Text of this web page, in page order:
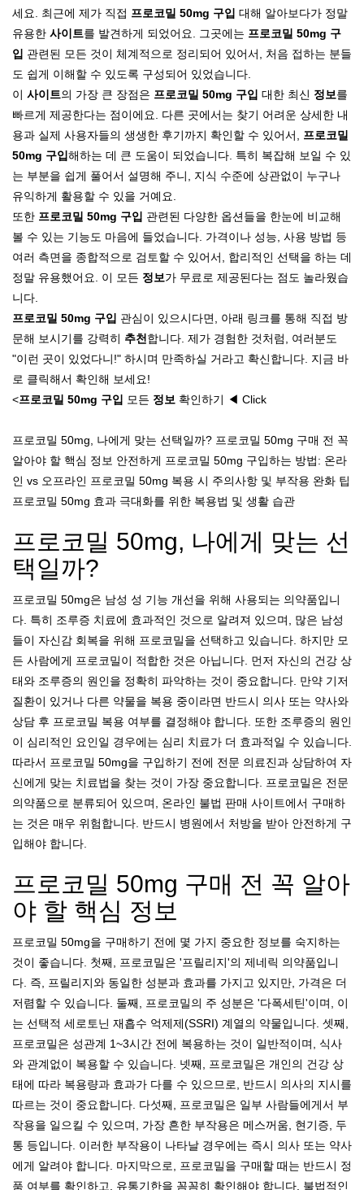
세요. 최근에 제가 직접 프로코밀 50mg 구입 대해 알아보다가 정말
유용한 사이트를 발견하게 되었어요. 그곳에는 프로코밀 50mg 구
입 관련된 모든 것이 체계적으로 정리되어 있어서, 처음 접하는 분들
도 쉽게 이해할 수 있도록 구성되어 있었습니다.
이 사이트의 가장 큰 장점은 프로코밀 50mg 구입 대한 최신 정보를
빠르게 제공한다는 점이에요. 다른 곳에서는 찾기 어려운 상세한 내
용과 실제 사용자들의 생생한 후기까지 확인할 수 있어서, 프로코밀
50mg 구입해하는 데 큰 도움이 되었습니다. 특히 복잡해 보일 수 있
는 부분을 쉽게 풀어서 설명해 주니, 지식 수준에 상관없이 누구나
유익하게 활용할 수 있을 거예요.
또한 프로코밀 50mg 구입 관련된 다양한 옵션들을 한눈에 비교해
볼 수 있는 기능도 마음에 들었습니다. 가격이나 성능, 사용 방법 등
여러 측면을 종합적으로 검토할 수 있어서, 합리적인 선택을 하는 데
정말 유용했어요. 이 모든 정보가 무료로 제공된다는 점도 놀라웠습
니다.
프로코밀 50mg 구입 관심이 있으시다면, 아래 링크를 통해 직접 방
문해 보시기를 강력히 추천 합니다. 제가 경험한 것처럼, 여러분도
"이런 곳이 있었다니!" 하시며 만족하실 거라고 확신합니다. 지금 바
로 클릭해서 확인해 보세요!
<프로코밀 50mg 구입 모든 정보 확인하기 ◀ Click
프로코밀 50mg, 나에게 맞는 선택일까? 프로코밀 50mg 구매 전 꼭
알아야 할 핵심 정보 안전하게 프로코밀 50mg 구입하는 방법: 온라
인 vs 오프라인 프로코밀 50mg 복용 시 주의사항 및 부작용 완화 팁
프로코밀 50mg 효과 극대화를 위한 복용법 및 생활 습관
프로코밀 50mg, 나에게 맞는 선
택일까?
프로코밀 50mg은 남성 성 기능 개선을 위해 사용되는 의약품입니
다. 특히 조루증 치료에 효과적인 것으로 알려져 있으며, 많은 남성
들이 자신감 회복을 위해 프로코밀을 선택하고 있습니다. 하지만 모
든 사람에게 프로코밀이 적합한 것은 아닙니다. 먼저 자신의 건강 상
태와 조루증의 원인을 정확히 파악하는 것이 중요합니다. 만약 기저
질환이 있거나 다른 약물을 복용 중이라면 반드시 의사 또는 약사와
상담 후 프로코밀 복용 여부를 결정해야 합니다. 또한 조루증의 원인
이 심리적인 요인일 경우에는 심리 치료가 더 효과적일 수 있습니다.
따라서 프로코밀 50mg을 구입하기 전에 전문 의료진과 상담하여 자
신에게 맞는 치료법을 찾는 것이 가장 중요합니다. 프로코밀은 전문
의약품으로 분류되어 있으며, 온라인 불법 판매 사이트에서 구매하
는 것은 매우 위험합니다. 반드시 병원에서 처방을 받아 안전하게 구
입해야 합니다.
프로코밀 50mg 구매 전 꼭 알아
야 할 핵심 정보
프로코밀 50mg을 구매하기 전에 몇 가지 중요한 정보를 숙지하는
것이 좋습니다. 첫째, 프로코밀은 '프릴리지'의 제네릭 의약품입니
다. 즉, 프릴리지와 동일한 성분과 효과를 가지고 있지만, 가격은 더
저렴할 수 있습니다. 둘째, 프로코밀의 주 성분은 '다폭세틴'이며, 이
는 선택적 세로토닌 재흡수 억제제(SSRI) 계열의 약물입니다. 셋째,
프로코밀은 성관계 1~3시간 전에 복용하는 것이 일반적이며, 식사
와 관계없이 복용할 수 있습니다. 넷째, 프로코밀은 개인의 건강 상
태에 따라 복용량과 효과가 다를 수 있으므로, 반드시 의사의 지시를
따르는 것이 중요합니다. 다섯째, 프로코밀은 일부 사람들에게서 부
작용을 일으킬 수 있으며, 가장 흔한 부작용은 메스꺼움, 현기증, 두
통 등입니다. 이러한 부작용이 나타날 경우에는 즉시 의사 또는 약사
에게 알려야 합니다. 마지막으로, 프로코밀을 구매할 때는 반드시 정
품 여부를 확인하고, 유통기한을 꼼꼼히 확인해야 합니다. 불법적인